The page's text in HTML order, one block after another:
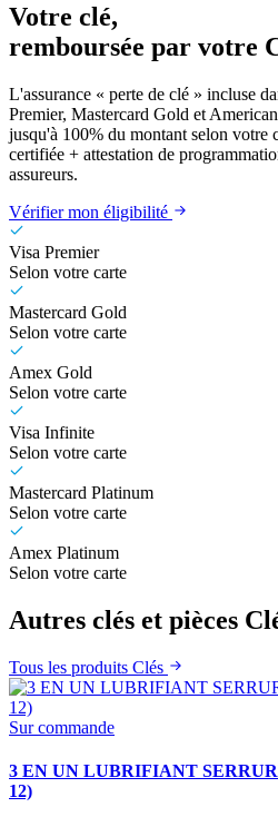
Votre clé,
remboursée par votre
L'assurance « perte de clé » incluse
Premier, Mastercard Gold et
jusqu'à 100% du montant selon votre
certifiée + attestation de
assureurs.
Vérifier mon éligibilité
Visa Premier
Selon votre carte
Mastercard Gold
Selon votre carte
Amex Gold
Selon votre carte
Visa Infinite
Selon votre carte
Mastercard Platinum
Selon votre carte
Amex Platinum
Selon votre carte
Autres clés et pièces
Tous les produits Clés
Sur commande
3 EN UN LUBRIFIANT
12)